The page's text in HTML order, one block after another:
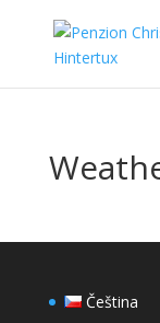
Čeština